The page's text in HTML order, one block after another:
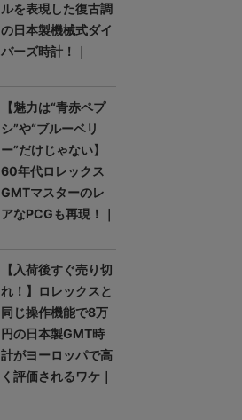
ルを表現した復古調
の日本製機械式ダイ
バーズ時計！｜
【魅力は“青赤ペプ
シ”や“ブルーベリ
ー”だけじゃない】
60年代ロレックス
GMTマスターのレ
アなPCGも再現！｜
【入荷後すぐ売り切
れ！】ロレックスと
同じ操作機能で8万
円の日本製GMT時
計がヨーロッパで高
く評価されるワケ｜